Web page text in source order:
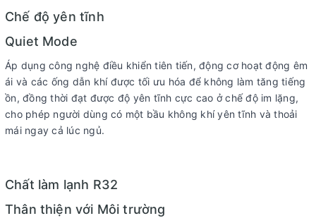
Chế độ yên tĩnh
Quiet Mode
Áp dụng công nghệ điều khiển tiên tiến, động cơ hoạt động êm
ái và các ống dẫn khí được tối ưu hóa để không làm tăng tiếng
ồn, đồng thời đạt được độ yên tĩnh cực cao ở chế độ im lặng,
cho phép người dùng có một bầu không khí yên tĩnh và thoải
mái ngay cả lúc ngủ.
Chất làm lạnh R32
Thân thiện với Môi trường